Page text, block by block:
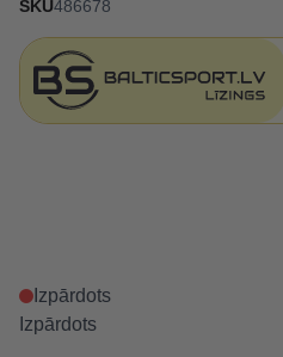
SKU486678
Izpārdots
Izpārdots